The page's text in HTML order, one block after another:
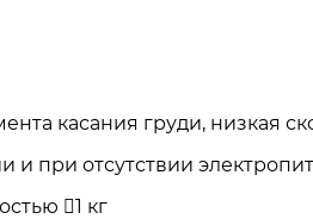
касания груди, низкая
при отсутствии
1 кг